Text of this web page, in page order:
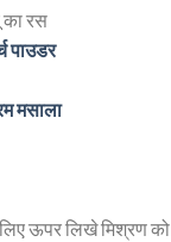
का रस
पाउडर
मसाला
ऊपर लिखे मिश्रण